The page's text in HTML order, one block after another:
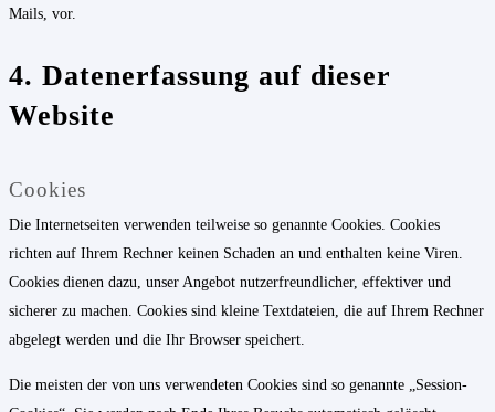
Mails, vor.
4. Datenerfassung auf dieser
Website
Cookies
Die Internetseiten verwenden teilweise so genannte Cookies. Cookies
richten auf Ihrem Rechner keinen Schaden an und enthalten keine Viren.
Cookies dienen dazu, unser Angebot nutzerfreundlicher, effektiver und
sicherer zu machen. Cookies sind kleine Textdateien, die auf Ihrem Rechner
abgelegt werden und die Ihr Browser speichert.
Die meisten der von uns verwendeten Cookies sind so genannte „Session-